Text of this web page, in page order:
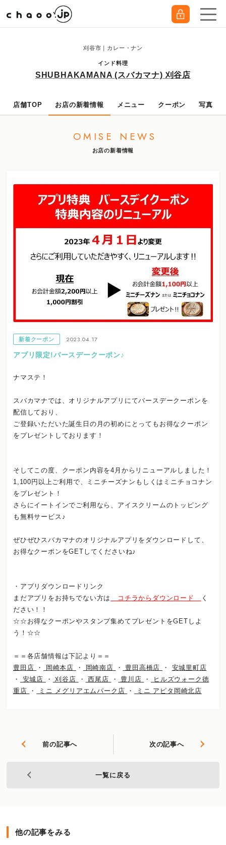
刈谷市｜カレー・ナン
インド料理
SHUBHAKAMANA (スバカマナ) 刈谷店
店舗TOP お店の新着情報 メニュー クーポン 写真
OMISE NEWS
お店の新着情報
新着クーポン
2023.04.17
アプリ限定!バースデークーポン♪
ナマステ！
スバカマナでは、オリジナルアプリにてバースデークーポンを
配信しており、
ご登録いただいた誕生日の月の初めにとってもお得なクーポン
をプレゼントしております！
そしてこの度、クーポン内容を4月からリニューアルしました！
1,100円以上ご利用で、ミニチーズナンもしくはミニチョコナン
をプレゼント！
さらにイートインでご利用なら、アイスクリームのトッピング
も無料サービス♪
ぜひぜひスバカマナのオリジナルアプリをダウンロードして、
お得なクーポンをGETしてくださいね♪
・アプリダウンロードリンク
まだアプリをお持ちでない方は
コチラからダウンロード
く
ださい！！
☆☆お得なクーポンやスタンプ集めてプレゼントをGETしよ
う！☆☆
＝＝各店舗情報は下記より＝＝
豊田店
・ 岡崎本店 ・ 岡崎南店 ・ 豊田高橋店 ・
安城里町店
・
安城店 ・ 刈谷店 ・ 西尾店 ・ 豊川店 ・
ヒルズウォーク徳
重店
・ ミニ メグリアエムパーク店 ・ ミニ アピタ岡崎北店
前の記事へ 次の記事へ
一覧に戻る
他の記事をみる